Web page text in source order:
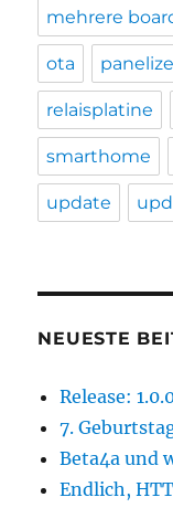
mehrere
ota panelize
relaisplatine
smarthome
update
NEUESTE
Release:
7.
Beta4a und
Endlich,